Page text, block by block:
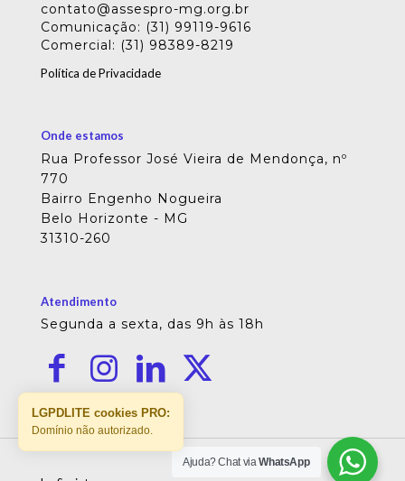
contato@assespro-mg.org.br
Comunicação: (31) 99119-9616
Comercial: (31) 98389-8219
Política de Privacidade
Onde estamos
Rua Professor José Vieira de Mendonça, nº
770
Bairro Engenho Nogueira
Belo Horizonte - MG
31310-260
Atendimento
Segunda a sexta, das 9h às 18h
Ajuda? Chat viaWhatsApp
LGPDLITE cookies PRO:
Domínio não autorizado.